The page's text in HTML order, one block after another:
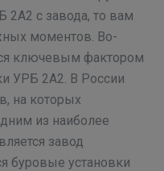
2А2 с завода, то вам
моментов. Во-
ключевым фактором
УРБ 2А2. В России
на которых
из наиболее
завод
буровые установки